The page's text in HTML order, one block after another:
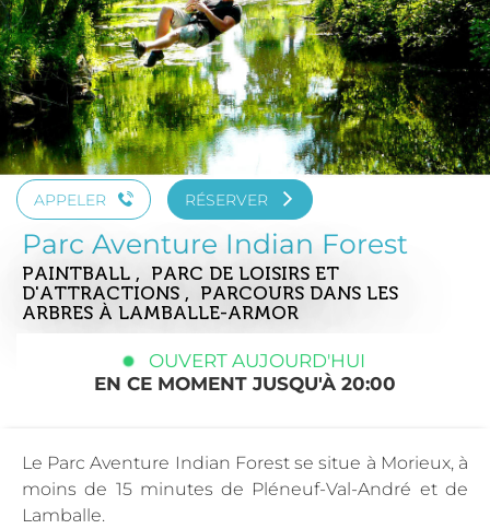
APPELER RÉSERVER
Parc Aventure Indian Forest
PAINTBALL , PARC DE LOISIRS ET
D'ATTRACTIONS , PARCOURS DANS LES
ARBRES À LAMBALLE-ARMOR
OUVERT AUJOURD'HUI
EN CE MOMENT JUSQU'À 20:00
Le Parc Aventure Indian Forest se situe à Morieux, à
moins de 15 minutes de Pléneuf-Val-André et de
Lamballe.